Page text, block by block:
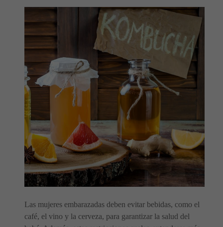
Las mujeres embarazadas deben evitar bebidas, como el
café, el vino y la cerveza, para garantizar la salud del